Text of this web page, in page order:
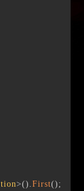
>() .First() ;